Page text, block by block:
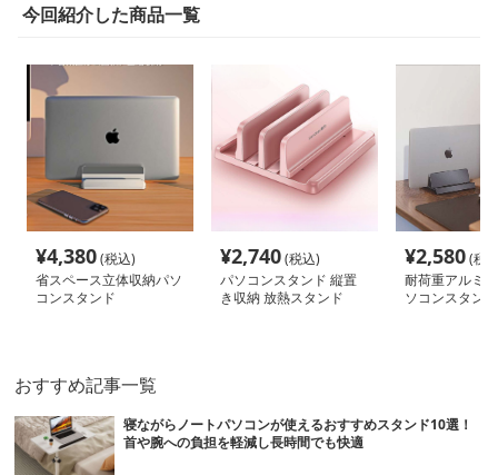
今回紹介した商品一覧
¥4,380(税込)
省スペース立体収納パソ
コンスタンド
¥2,740(税込)
パソコンスタンド 縦置
き収納 放熱スタンド
¥2,580(税
耐荷重アルミ
ソコンスタンド
おすすめ記事一覧
寝ながらノートパソコンが使えるおすすめスタンド10選！
首や腕への負担を軽減し長時間でも快適